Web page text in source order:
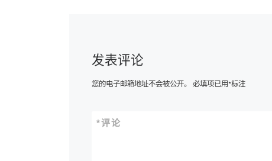
发表评论
您的电子邮箱地址不会被公开。 必填项已用*标注
评论
*